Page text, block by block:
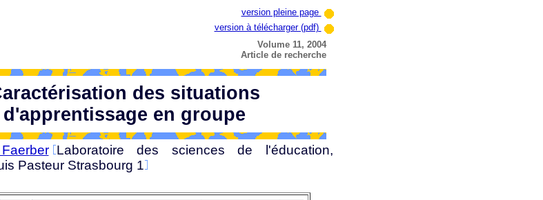
version pleine page
version à télécharger (pdf)
Volume 11, 2004
Article de recherche
des situations
d'apprentissage en groupe
Laboratoire des sciences de l'éducation,
Pasteur Strasbourg 1